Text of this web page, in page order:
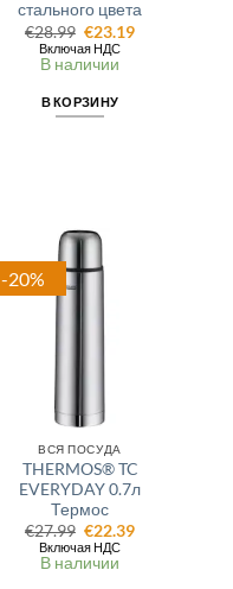
стального цвета
€28.99 Первоначальная
цена
составляла
€28.99.
€23.19Текущая
Включая НДС
В наличии
В КОРЗИНУ
-20%
ВСЯ ПОСУДА
THERMOS® TC
EVERYDAY 0.7л
Термос
€27.99 Первоначальная
цена
составляла
€22.39Текущая
Включая НДС
В наличии